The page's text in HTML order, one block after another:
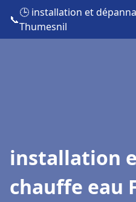
📞
🕒 installation et
Thumesnil
installation
chauffe eau